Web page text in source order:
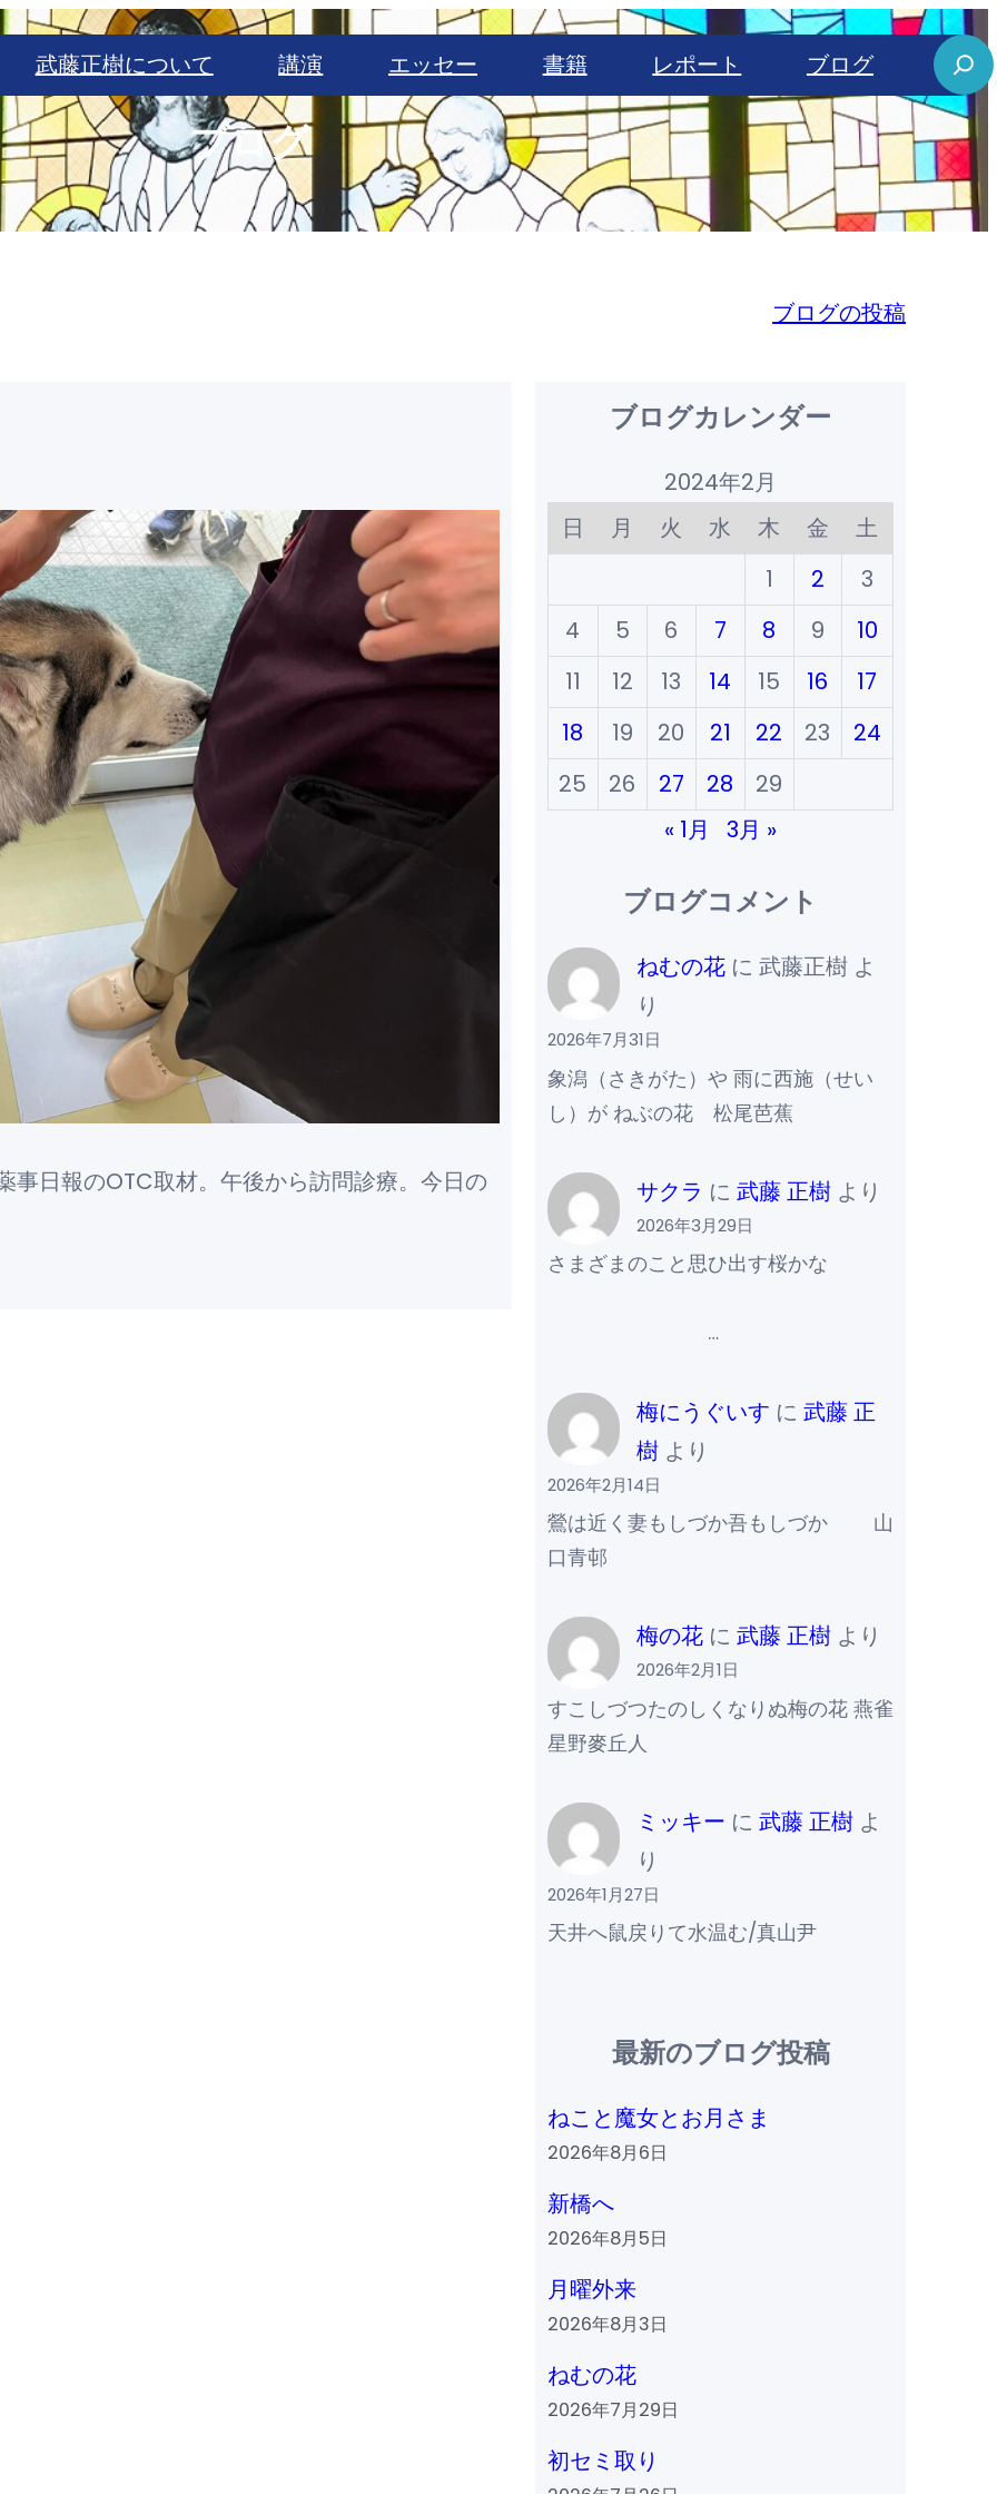
武藤正樹について 講演 エッセー 書籍 レポート ブログ
S
e
a
r
c
ブログ
ブログの投稿
事日報のOTC取材。午後から訪問診療。今日の
ブログカレンダー
2024年2月
日
月 火 水 木 金
土
1
2
3
4
5 6 7 8 9
10
11
12 13 14 15 16
17
18
19 20 21 22 23
24
25
26 27 28
29
« 1月
3月 »
ブログコメント
ねむの花に 武藤正樹 よ
り
2026年7月31日
象潟（さきがた）や 雨に西施（せい
し）が ねぶの花 松尾芭蕉
サクラ に 武藤 正樹より
2026年3月29日
さまざまのこと思ひ出す桜かな
…
梅にうぐいす に 武藤 正
樹より
2026年2月14日
鶯は近く妻もしづか吾もしづか 山
口青邨
梅の花に 武藤 正樹より
2026年2月1日
すこしづつたのしくなりぬ梅の花 燕雀
星野麥丘人
ミッキー に 武藤 正樹よ
り
2026年1月27日
天井へ鼠戻りて水温む/真山尹
最新のブログ投稿
ねこと魔女とお月さま
2026年8月6日
新橋へ
2026年8月5日
月曜外来
2026年8月3日
ねむの花
2026年7月29日
初セミ取り